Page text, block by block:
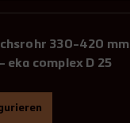
330-420 mm
eka complex D 25